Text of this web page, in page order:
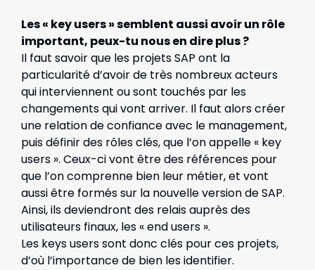
Les « key users » semblent aussi avoir un rôle
important, peux-tu nous en dire plus ?
Il faut savoir que les projets SAP ont la
particularité d’avoir de très nombreux acteurs
qui interviennent ou sont touchés par les
changements qui vont arriver. Il faut alors créer
une relation de confiance avec le management,
puis définir des rôles clés, que l’on appelle « key
users ». Ceux-ci vont être des références pour
que l’on comprenne bien leur métier, et vont
aussi être formés sur la nouvelle version de SAP.
Ainsi, ils deviendront des relais auprès des
utilisateurs finaux, les « end users ».
Les keys users sont donc clés pour ces projets,
d’où l’importance de bien les identifier.